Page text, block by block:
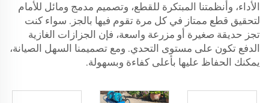
الأداء، وأنظمتنا المبتكرة للقطع، وتصميم مدمج ومائل للأمام
لتحقيق قطع ممتاز في كل مرة تقوم فيها بالجز. سواء كنت
تجز حديقة صغيرة أو مزرعة واسعة، فإن الجزازات الغازية
الدفع تكون على مستوى التحدي. ومع تصميمنا السهل الصيانة،
يمكنك الحفاظ عليها بأعلى كفاءة وبسهولة.